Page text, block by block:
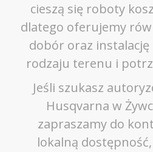
cieszą się roboty
dlatego oferujemy
dobór oraz
rodzaju terenu i
Jeśli szukasz
Husqvarna w
zapraszamy do
lokalną